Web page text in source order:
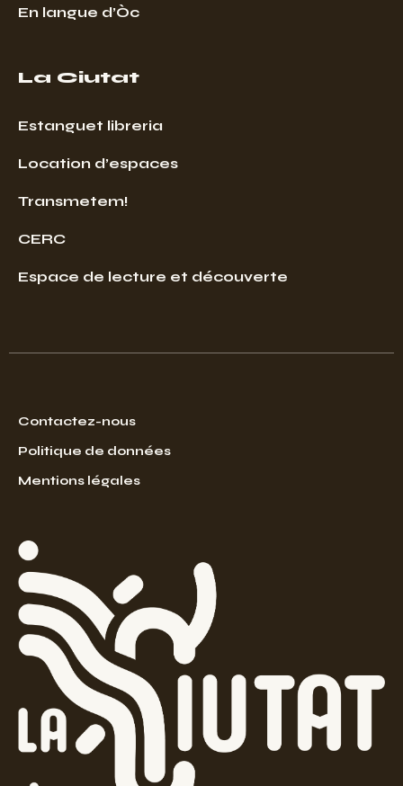
En langue d’Òc
La Ciutat
Estanguet libreria
Location d’espaces
Transmetem!
CERC
Espace de lecture et découverte
Contactez-nous
Politique de données
Mentions légales